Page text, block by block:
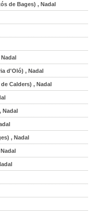
de Bages) , Nadal
d'Oló) , Nadal
Calders) , Nadal
Nadal
, Nadal